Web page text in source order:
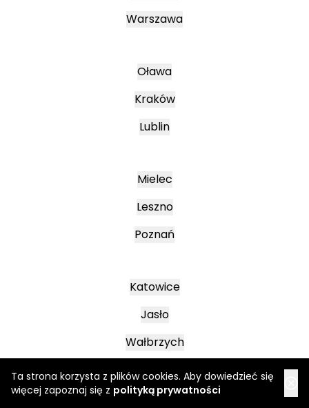
Ta strona korzysta z plików cookies. Aby dowiedzieć się
więcej zapoznaj się z polityką prywatności
Warszawa
Oława
Kraków
Lublin
Mielec
Leszno
Poznań
Katowice
Jasło
Wałbrzych